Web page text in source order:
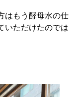
はもう酵母水の仕
いただけたのでは